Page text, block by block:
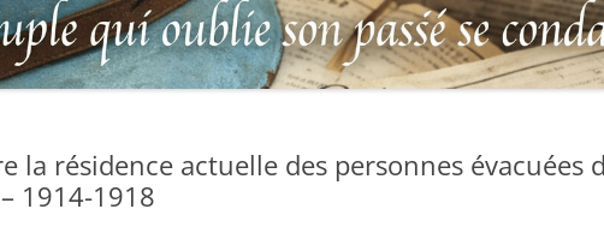
la résidence actuelle des personnes évacuées
1914-1918